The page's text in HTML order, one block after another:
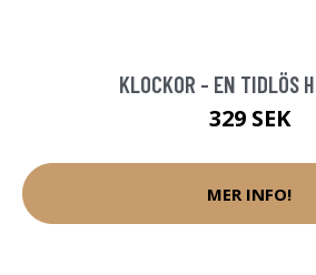
KLOCKOR - EN TIDLÖS
329 SEK
MER INFO!